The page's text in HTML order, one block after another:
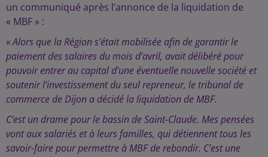
un communiqué après l’annonce de la liquidation de
« MBF » :
« Alors que la Région s’était mobilisée afin de garantir le
paiement des salaires du mois d’avril, avait délibéré pour
pouvoir entrer au capital d’une éventuelle nouvelle société et
soutenir l’investissement du seul repreneur, le tribunal de
commerce de Dijon a décidé la liquidation de MBF.
C’est un drame pour le bassin de Saint-Claude. Mes pensées
vont aux salariés et à leurs familles, qui détiennent tous les
savoir-faire pour permettre à MBF de rebondir. C’est une